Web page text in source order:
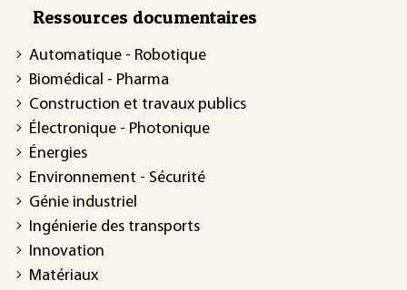
Ressources documentaires
Automatique - Robotique
Biomédical - Pharma
Construction et travaux publics
Électronique - Photonique
Énergies
Environnement - Sécurité
Génie industriel
Ingénierie des transports
Innovation
Matériaux